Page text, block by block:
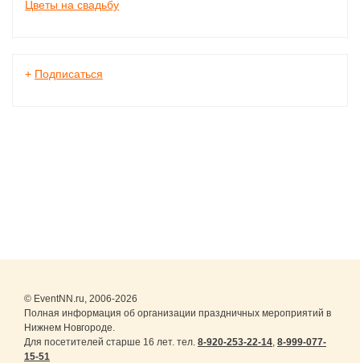
Цветы на свадьбу
+ Подписаться
© EventNN.ru, 2006-2026
Полная информация об организации праздничных мероприятий в
Нижнем Новгороде.
Для посетителей старше 16 лет. тел. 8-920-253-22-14, 8-999-077-
15-51